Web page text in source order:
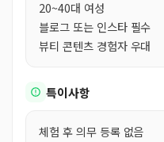
20~40대 여성
블로그 또는 인스타 필수
뷰티 콘텐츠 경험자 우대
특이사항
체험 후 의무 등록 없음